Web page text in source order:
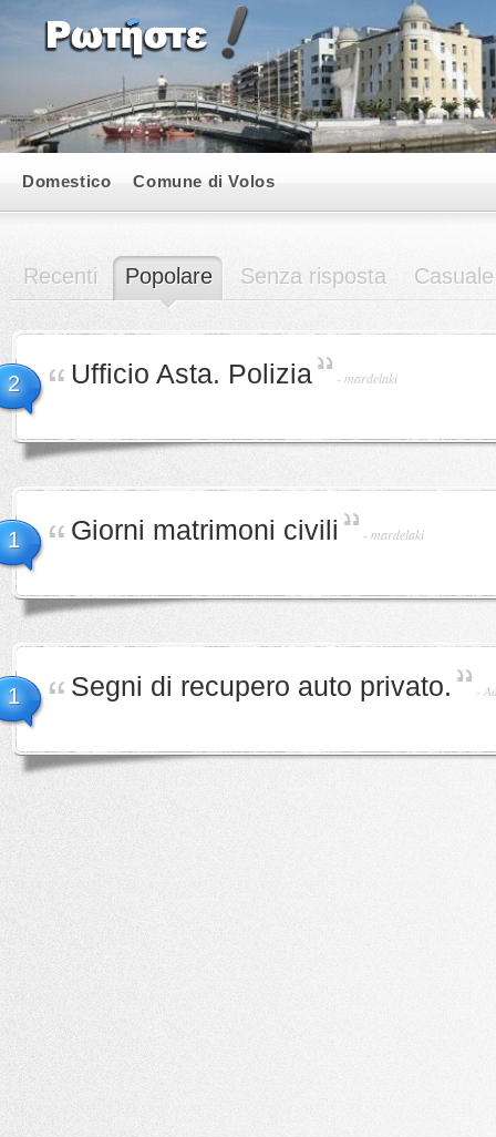
Domestico Comune di Volos
Recenti Popolare Senza risposta Casuale
2 Ufficio Asta. Polizia - mardelaki
1 Giorni matrimoni civili - mardelaki
1 Segni di recupero auto privato. -